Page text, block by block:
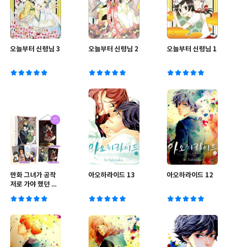
오늘부터 신령님 3 오늘부터 신령님 2 오늘부터 신령님 1
만화 그녀가 공작
저로 가야 했던 사
아오하라이드 13 아오하라이드 12